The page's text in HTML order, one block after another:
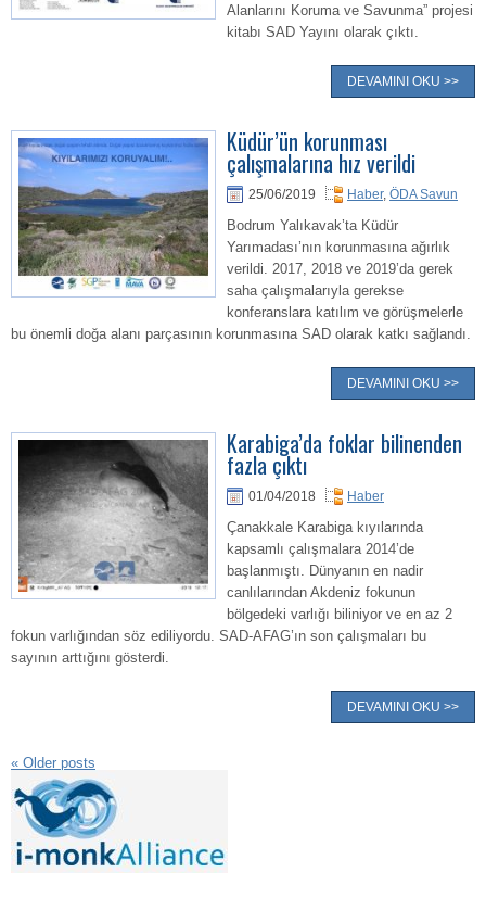
Alanlarını Koruma ve Savunma” projesi
kitabı SAD Yayını olarak çıktı.
DEVAMINI OKU >>
Küdür’ün korunması
çalışmalarına hız verildi
25/06/2019 Haber, ÖDA Savun
Bodrum Yalıkavak’ta Küdür
Yarımadası’nın korunmasına ağırlık
verildi. 2017, 2018 ve 2019’da gerek
saha çalışmalarıyla gerekse
konferanslara katılım ve görüşmelerle
bu önemli doğa alanı parçasının korunmasına SAD olarak katkı sağlandı.
DEVAMINI OKU >>
Karabiga’da foklar bilinenden
fazla çıktı
01/04/2018 Haber
Çanakkale Karabiga kıyılarında
kapsamlı çalışmalara 2014’de
başlanmıştı. Dünyanın en nadir
canlılarından Akdeniz fokunun
bölgedeki varlığı biliniyor ve en az 2
fokun varlığından söz ediliyordu. SAD-AFAG’ın son çalışmaları bu
sayının arttığını gösterdi.
DEVAMINI OKU >>
« Older posts